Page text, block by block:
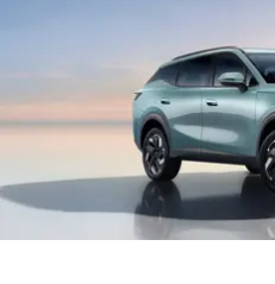
Кредитный калькулятор
Аксессуары
Одежда и сувениры
Оригинальные аксессуары
Запчасти
Руководства по эксплуатации
Клиентская поддержка
O&J Автоклуб
Клуб владельцев OMODA
Приложение O&J